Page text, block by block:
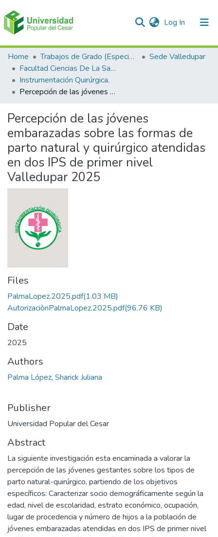
Log In (current)
Communities & Collections
All of DSpace
Statistics
Home Trabajos de Grado (Especializaciones y Pregrados)
Sede Valledupar
Facultad Ciencias De La Salud.
Instrumentación Quirúrgica.
Percepción de las jóvenes embarazadas sobre las formas de parto natural y quirúrgico atendidas en dos IPS de primer nivel Valledupar 2025
Percepción de las jóvenes
embarazadas sobre las formas de
parto natural y quirúrgico atendidas
en dos IPS de primer nivel
Valledupar 2025
Files
PalmaLopez.2025.pdf(1.03 MB)
AutorizaciònPalmaLopez.2025.pdf(96.76 KB)
Date
2025
Authors
Palma López, Sharick Juliana
Publisher
Universidad Popular del Cesar
Abstract
La siguiente investigación esta encaminada a valorar la
percepción de las jóvenes gestantes sobre los tipos de
parto natural-quirúrgico, partiendo de los objetivos
específicos: Caracterizar socio demográficamente según la
edad, nivel de escolaridad, estrato económico, ocupación,
lugar de procedencia y número de hijos a la población de
jóvenes embarazadas atendidas en dos IPS de primer nivel